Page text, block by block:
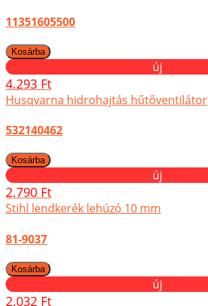
11351605500
új
4.293 Ft
Husqvarna hidrohajtás hűtőventilátor
532140462
új
2.790 Ft
Stihl lendkerék lehúzó 10 mm
81-9037
új
2.032 Ft